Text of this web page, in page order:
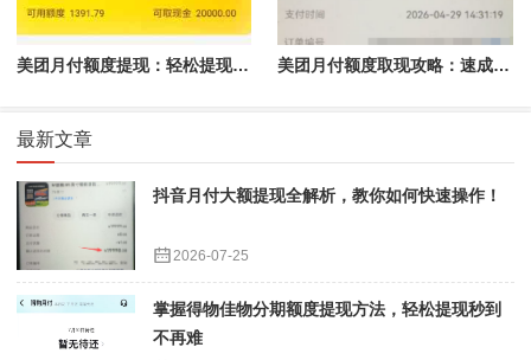
美团月付额度提现：轻松提现，省心又省力 美团月付额度取现攻略：速成指南助你轻松提现
最新文章
抖音月付大额提现全解析，教你如何快速操作！
2026-07-25
掌握得物佳物分期额度提现方法，轻松提现秒到
不再难